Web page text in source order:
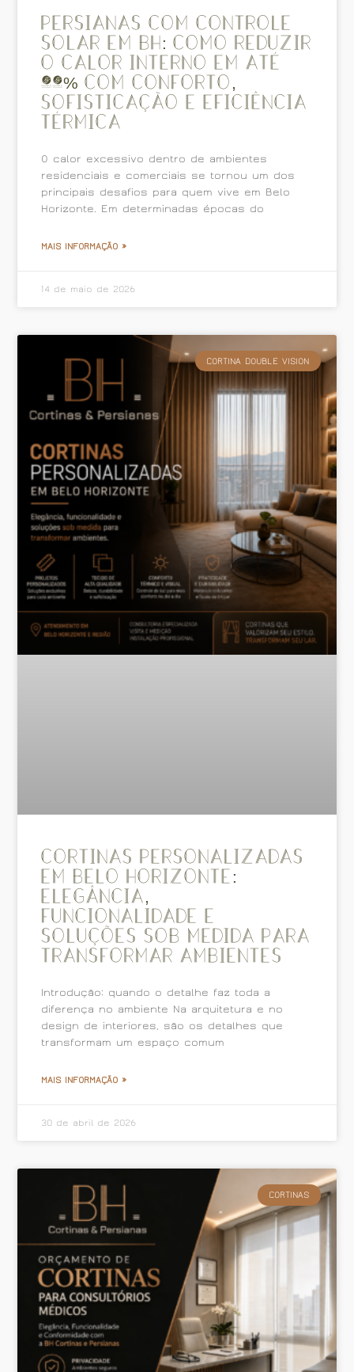
Persianas com controle
solar em BH: Como reduzir
o calor interno em até
30% com conforto,
sofisticação e eficiência
térmica
O calor excessivo dentro de ambientes
residenciais e comerciais se tornou um dos
principais desafios para quem vive em Belo
Horizonte. Em determinadas épocas do
MAIS INFORMAÇÃO »
14 de maio de 2026
CORTINA DOUBLE VISION
Cortinas Personalizadas
em Belo Horizonte:
elegância,
funcionalidade e
soluções sob medida para
transformar ambientes
Introdução: quando o detalhe faz toda a
diferença no ambiente Na arquitetura e no
design de interiores, são os detalhes que
transformam um espaço comum
MAIS INFORMAÇÃO »
30 de abril de 2026
CORTINAS